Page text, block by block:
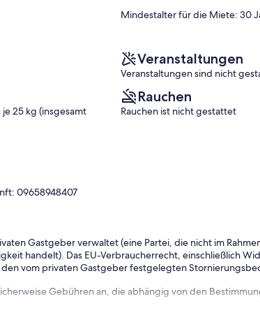
Bewertungen)
Mindestalter für die Miete: 30
Veranstaltungen
Veranstaltungen sind nicht
25 kg (insgesamt
Rauchen
Rauchen ist nicht gestattet
09658948407
Gastgeber verwaltet (eine Partei, die nicht im
handelt). Das EU-Verbraucherrecht, einschließlich
vom privaten Gastgeber festgelegten
Gebühren an, die abhängig von den